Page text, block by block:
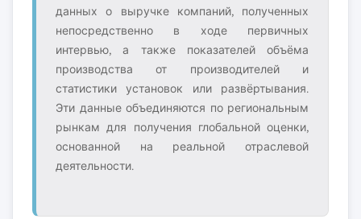
данных о выручке компаний, полученных
непосредственно в ходе первичных
интервью, а также показателей объёма
производства от производителей и
статистики установок или развёртывания.
Эти данные объединяются по региональным
рынкам для получения глобальной оценки,
основанной на реальной отраслевой
деятельности.